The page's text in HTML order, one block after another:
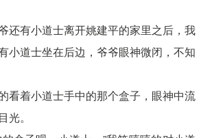
还有小道士离开姚建平的家里之后，我
小道士坐在后边，爷爷眼神微闭，不知
看着小道士手中的那个盒子，眼神中流
光。